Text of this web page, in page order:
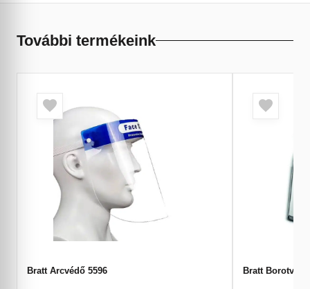
További termékeink
Bratt Arcvédő 5596 Bratt Borotva